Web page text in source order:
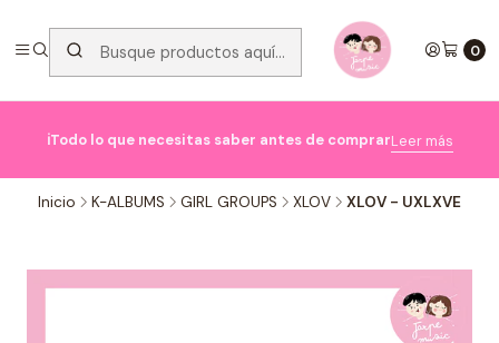
0
ℹ️Todo lo que necesitas saber antes de comprarLeer más
Inicio K-ALBUMS GIRL GROUPS XLOV XLOV - UXLXVE